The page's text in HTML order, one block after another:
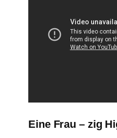
Eine Frau – zig